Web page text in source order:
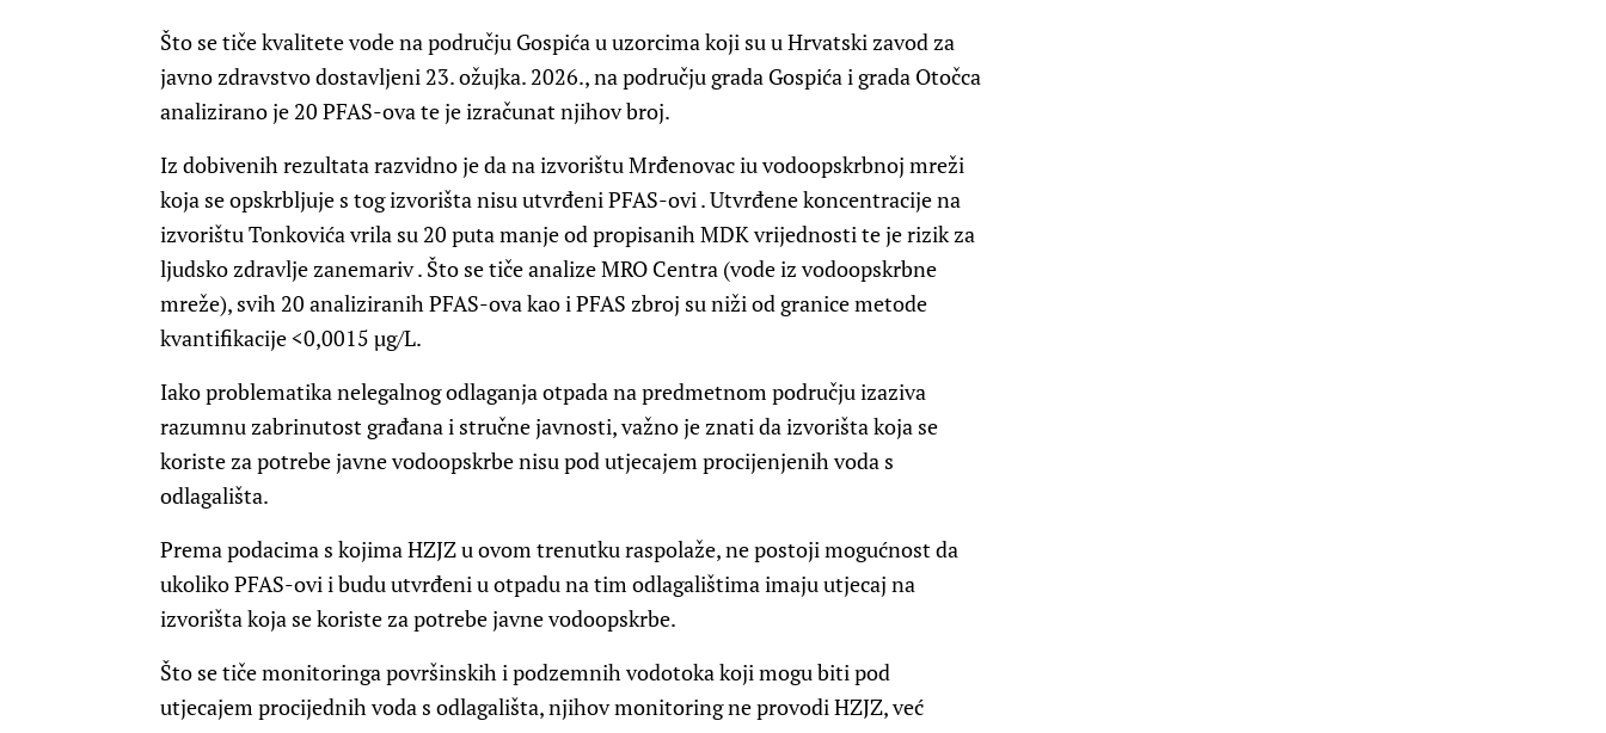
Što se tiče kvalitete vode na području Gospića u uzorcima koji su u Hrvatski zavod za
javno zdravstvo dostavljeni 23. ožujka. 2026., na području grada Gospića i grada Otočca
analizirano je 20 PFAS-ova te je izračunat njihov broj.
Iz dobivenih rezultata razvidno je da na izvorištu Mrđenovac iu vodoopskrbnoj mreži
koja se opskrbljuje s tog izvorišta nisu utvrđeni PFAS-ovi . Utvrđene koncentracije na
izvorištu Tonkovića vrila su 20 puta manje od propisanih MDK vrijednosti te je rizik za
ljudsko zdravlje zanemariv . Što se tiče analize MRO Centra (vode iz vodoopskrbne
mreže), svih 20 analiziranih PFAS-ova kao i PFAS zbroj su niži od granice metode
kvantifikacije <0,0015 µg/L.
Iako problematika nelegalnog odlaganja otpada na predmetnom području izaziva
razumnu zabrinutost građana i stručne javnosti, važno je znati da izvorišta koja se
koriste za potrebe javne vodoopskrbe nisu pod utjecajem procijenjenih voda s
odlagališta.
Prema podacima s kojima HZJZ u ovom trenutku raspolaže, ne postoji mogućnost da
ukoliko PFAS-ovi i budu utvrđeni u otpadu na tim odlagalištima imaju utjecaj na
izvorišta koja se koriste za potrebe javne vodoopskrbe.
Što se tiče monitoringa površinskih i podzemnih vodotoka koji mogu biti pod
utjecajem procijednih voda s odlagališta, njihov monitoring ne provodi HZJZ, već